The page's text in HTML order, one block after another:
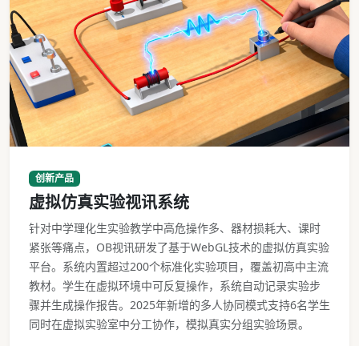
创新产品
虚拟仿真实验视讯系统
针对中学理化生实验教学中高危操作多、器材损耗大、课时
紧张等痛点，OB视讯研发了基于WebGL技术的虚拟仿真实验
平台。系统内置超过200个标准化实验项目，覆盖初高中主流
教材。学生在虚拟环境中可反复操作，系统自动记录实验步
骤并生成操作报告。2025年新增的多人协同模式支持6名学生
同时在虚拟实验室中分工协作，模拟真实分组实验场景。